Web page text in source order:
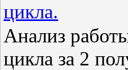
цикла.
Анализ
цикла за 2